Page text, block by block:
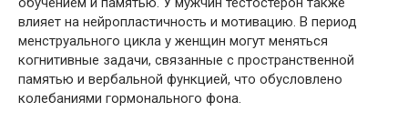
влияет на нейропластичность и мотивацию. В период
менструального цикла у женщин могут меняться
когнитивные задачи, связанные с пространственной
памятью и вербальной функцией, что обусловлено
колебаниями гормонального фона.